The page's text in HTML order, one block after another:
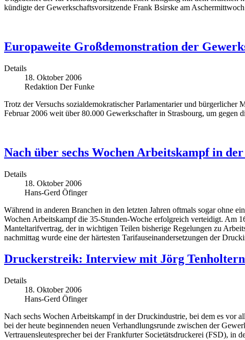
kündigte der Gewerkschaftsvorsitzende Frank Bsirske am
Europaweite Großdemonstration der
Details
18. Oktober 2006
Redaktion Der Funke
Trotz der Versuchs sozialdemokratischer Parlamentarier und
Februar 2006 weit über 80.000 Gewerkschafter in Strasbourg, um
Nach über sechs Wochen Arbeitskampf in
Details
18. Oktober 2006
Hans-Gerd Öfinger
Während in anderen Branchen in den letzten Jahren oftmals sogar ohne
Wochen Arbeitskampf die 35-Stunden-Woche erfolgreich verteidigt. Am
Manteltarifvertrag, der in wichtigen Teilen bisherige Regelungen zu
nachmittag wurde eine der härtesten Tarifauseinandersetzungen der
Druckerstreik: Interview mit Jörg Tenholtern
Details
18. Oktober 2006
Hans-Gerd Öfinger
Nach sechs Wochen Arbeitskampf in der Druckindustrie, bei dem es vor
bei der heute beginnenden neuen Verhandlungsrunde zwischen der
Vertrauensleutesprecher bei der Frankfurter Societätsdruckerei (FSD), in